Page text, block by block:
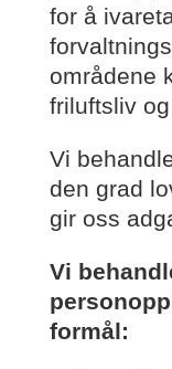
for å
områdene
friluftsliv
Vi
den grad
gir oss
Vi
formål: